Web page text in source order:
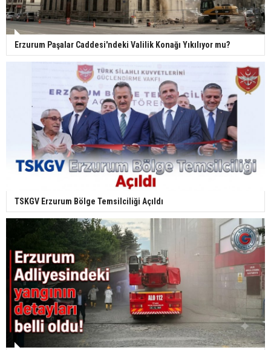
Erzurum Paşalar Caddesi'ndeki Valilik Konağı Yıkılıyor mu?
TSKGV Erzurum Bölge Temsilciliği Açıldı